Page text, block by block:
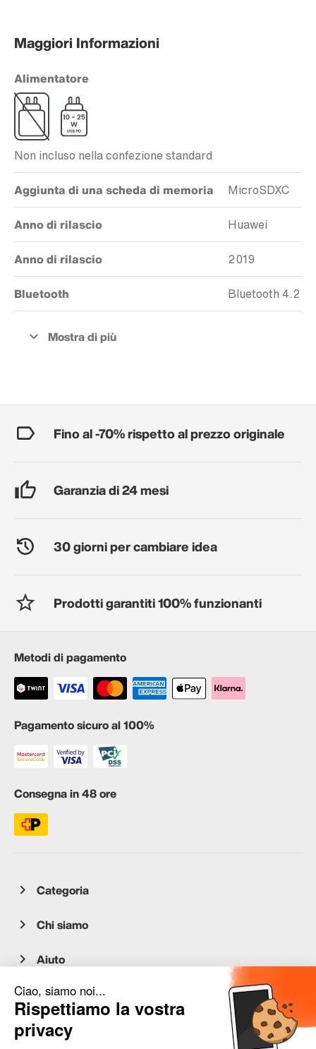
Maggiori Informazioni
Alimentatore
Non incluso nella confezione standard
Aggiunta di una scheda di memoria MicroSDXC
Anno di rilascio Huawei
Anno di rilascio 2019
Bluetooth Bluetooth 4.2
Fino al -70% rispetto al prezzo originale
Garanzia di 24 mesi
30 giorni per cambiare idea
Prodotti garantiti 100% funzionanti
Metodi di pagamento
Pagamento sicuro al 100%
Consegna in 48 ore
Categoria
Chi siamo
Aiuto
Servizio clienti
occasion.migros.mobile@recommerce.com